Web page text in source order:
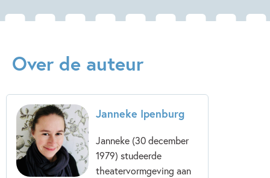
Over de auteur
Janneke Ipenburg
Janneke (30 december
1979) studeerde
theatervormgeving aan